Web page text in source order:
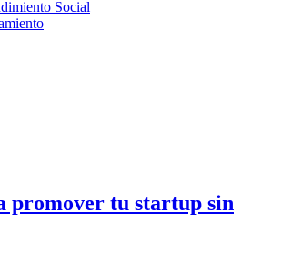
Social
promover tu startup sin